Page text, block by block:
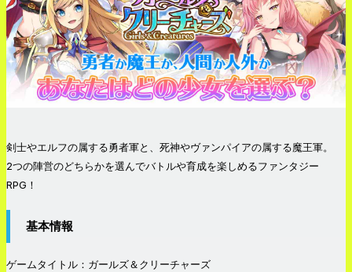
剣士やエルフの属する勇者軍と、死神やヴァンパイアの属する魔王軍。
2つの陣営のどちらかを選んでバトルや育成を楽しめるファンタジー
RPG！
基本情報
ゲームタイトル：ガールズ＆クリーチャーズ